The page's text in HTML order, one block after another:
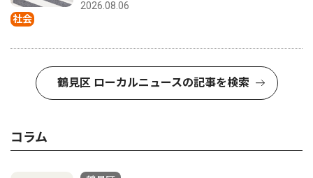
社会
2026.08.06
鶴見区 ローカルニュースの記事を検索
コラム